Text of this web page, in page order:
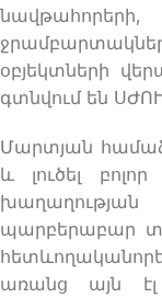
օբյեկտների
գտնվում են
Մարտյան
և լուծել
պարբերաբար
առանց այն էլ